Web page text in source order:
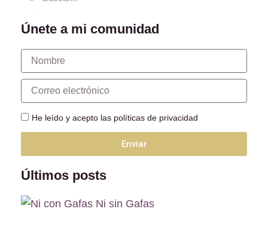
Únete a mi comunidad
Nombre
Correo
electrónico
He leído y acepto las políticas de privacidad
Enviar
Últimos posts